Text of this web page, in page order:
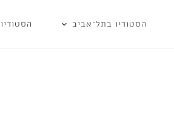
הסטודיו בתל־אביב